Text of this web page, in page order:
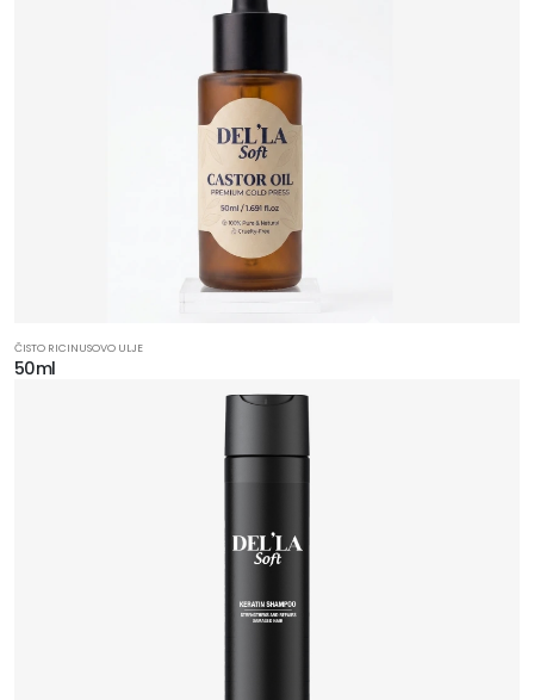
ČISTO RICINUSOVO ULJE
50ml